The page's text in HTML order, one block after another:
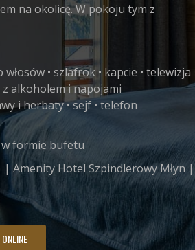
na okolicę. W pokoju tym z
włosów • szlafrok • kapcie • telewizja
alkoholem i napojami
i herbaty • sejf • telefon
w formie bufetu
| Amenity Hotel Szpindlerowy Młyn |